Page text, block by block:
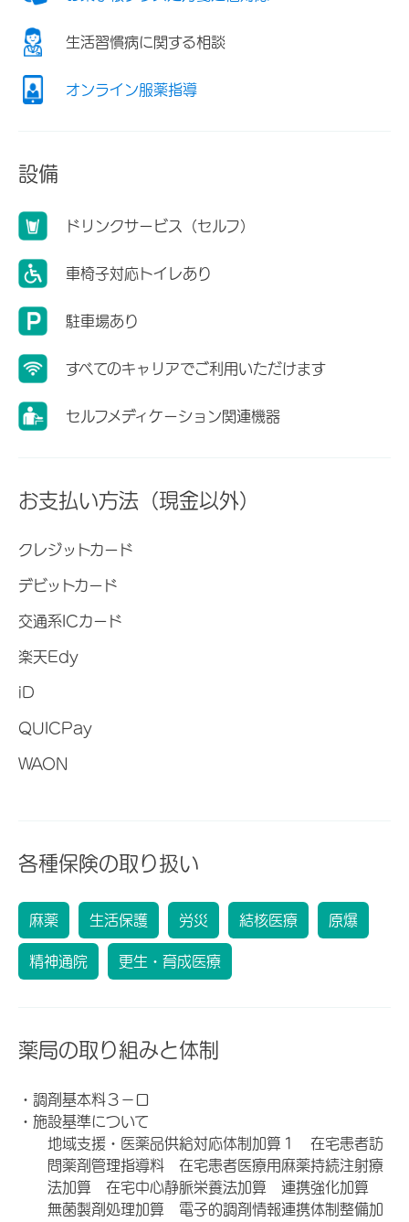
生活習慣病に関する相談
オンライン服薬指導
設備
ドリンクサービス（セルフ）
車椅子対応トイレあり
駐車場あり
すべてのキャリアでご利用いただけます
セルフメディケーション関連機器
お支払い方法（現金以外）
クレジットカード
デビットカード
交通系ICカード
楽天Edy
iD
QUICPay
WAON
各種保険の取り扱い
麻薬 生活保護 労災 結核医療 原爆
精神通院 更生・育成医療
薬局の取り組みと体制
・調剤基本料３－ロ
・施設基準について
地域支援・医薬品供給対応体制加算１ 在宅患者訪
問薬剤管理指導料 在宅患者医療用麻薬持続注射療
法加算 在宅中心静脈栄養法加算 連携強化加算
無菌製剤処理加算 電子的調剤情報連携体制整備加